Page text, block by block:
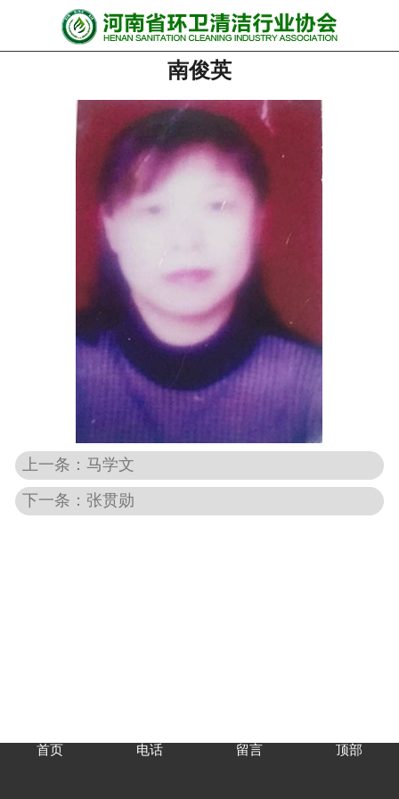
网站首页
行业资讯
会员风采
******培训
关于协会
南俊英
上一条：马学文
下一条：张贯勋
首页 电话 留言 顶部